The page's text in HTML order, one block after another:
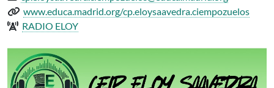
Web del centro:
www.educa.madrid.org/cp.eloysaavedra.ciempozuelos
Radio del centro:
RADIO ELOY